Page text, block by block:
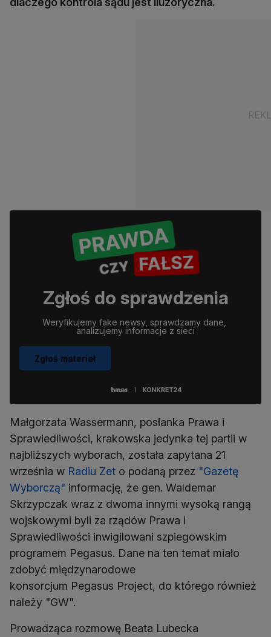
Zgłoś do sprawdzenia
Weryfikujemy fake newsy, sprawdzamy dane,
analizujemy informacje z sieci
Zgłoś materiał
Małgorzata Wassermann, posłanka Prawa i
Sprawiedliwości, krakowska jedynka tej partii w
najbliższych wyborach, została zapytana 21
września w Radiu Zet o podaną przez "Gazetę
Wyborczą" informację, że gen. Waldemar
Skrzypczak wraz z dwoma innymi wysoką rangą
wojskowymi byli za rządów Prawa i
Sprawiedliwości inwigilowani szpiegowskim
programem Pegasus. Dane na ten temat miało
zdobyć międzynarodowe
konsorcjum Pegasus Project, do którego również
należy "GW".
Prowadząca rozmowę Beata Lubecka